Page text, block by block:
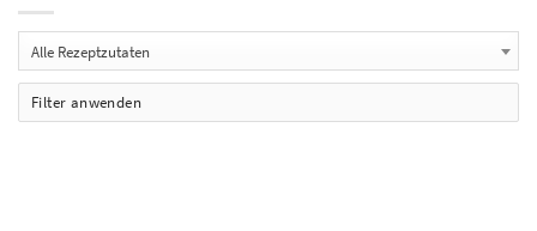
Alle Rezeptzutaten
Filter anwenden